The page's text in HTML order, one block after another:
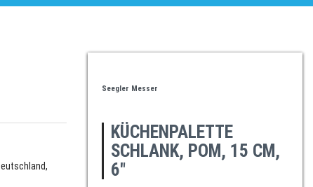
Seegler Messer
KÜCHENPALETTE
SCHLANK, POM, 15 CM,
6"